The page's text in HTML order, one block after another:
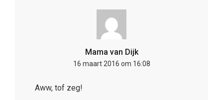
Mama van Dijk
16 maart 2016 om 16:08
Aww, tof zeg!